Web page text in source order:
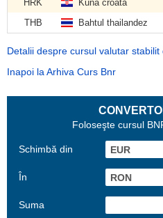
HRK Kuna croată
THB
Bahtul thailandez
Detalii despre cursul valutar stabilit
Inapoi la Arhiva Curs Bnr
Foloseşte cursul
Schimbă din
În
Suma